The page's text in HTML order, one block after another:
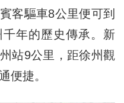
客驅車8公里便可到
年的歷史傳承。新
站9公里，距徐州觀
便捷。